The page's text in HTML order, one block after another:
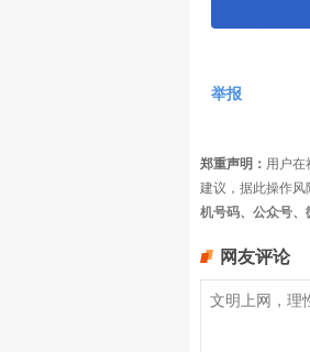
举报
郑重声明： 用户在
建议，据此操作风
机号码、公众号、
网友评论